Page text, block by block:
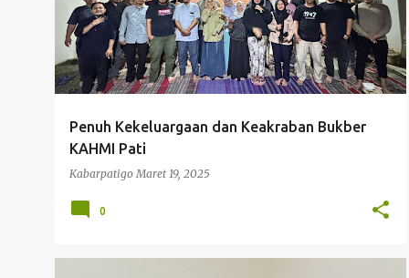
Penuh Kekeluargaan dan Keakraban Bukber
KAHMI Pati
Kabarpatigo Maret 19, 2025
0